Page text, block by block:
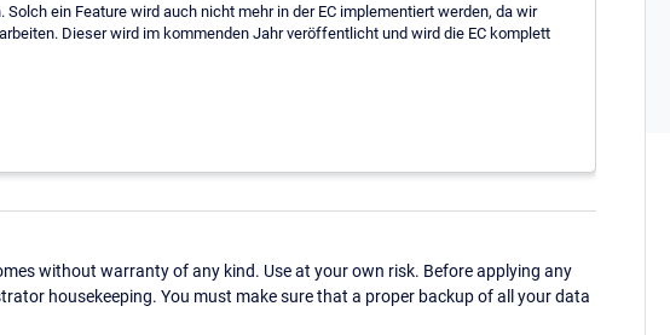
ein Feature wird auch nicht mehr in der EC implementiert werden, da wir
Dieser wird im kommenden Jahr veröffentlicht und wird die EC komplett
without warranty of any kind. Use at your own risk. Before applying any
housekeeping. You must make sure that a proper backup of all your data